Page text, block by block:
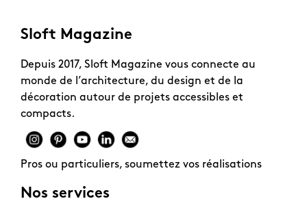
Sloft Magazine
Depuis 2017, Sloft Magazine vous connecte au
monde de l’architecture, du design et de la
décoration autour de projets accessibles et
compacts.
Pros ou particuliers, soumettez vos réalisations
Nos services